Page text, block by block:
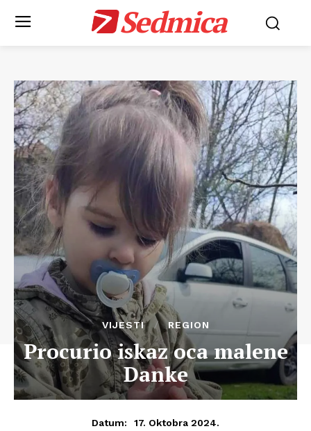
Sedmica
VIJESTI REGION
Procurio iskaz oca malene
Danke
Datum: 17. Oktobra 2024.